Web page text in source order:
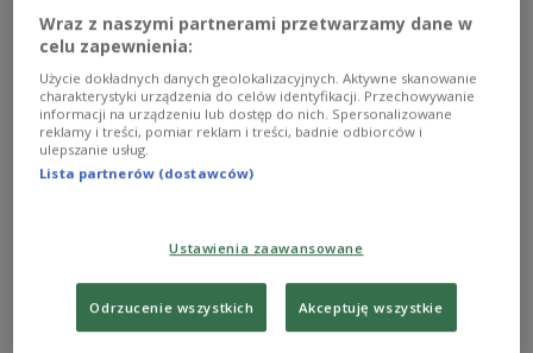
historycznego budynku w Paryżu, w którym
mieściło się laboratoriumMarii Skłodowskiej-
Curie. W planach jest wybudowanie tam centrum
chemii biologicznej do walki z nowotworami.
"Rozmawiałam dziś rano z
rozbiórkę Pavillon des Sources (Pawilon Źródeł-
PAP), aby dać sobie czas na zbadanie, wraz z
zainteresowanymi stronami i moją koleżanką
Sylvie Retailleau (minister szkolnictwa wyższego i
Wraz z naszymi partnerami przetwarzamy dane w
celu zapewnienia:
Użycie dokładnych danych geolokalizacyjnych. Aktywne skanowanie
charakterystyki urządzenia do celów identyfikacji. Przechowywanie
informacji na urządzeniu lub dostęp do nich. Spersonalizowane
reklamy i treści, pomiar reklam i treści, badnie odbiorców i
ulepszanie usług.
Lista partnerów (dostawców)
Ustawienia zaawansowane
Odrzucenie wszystkich Akceptuję wszystkie